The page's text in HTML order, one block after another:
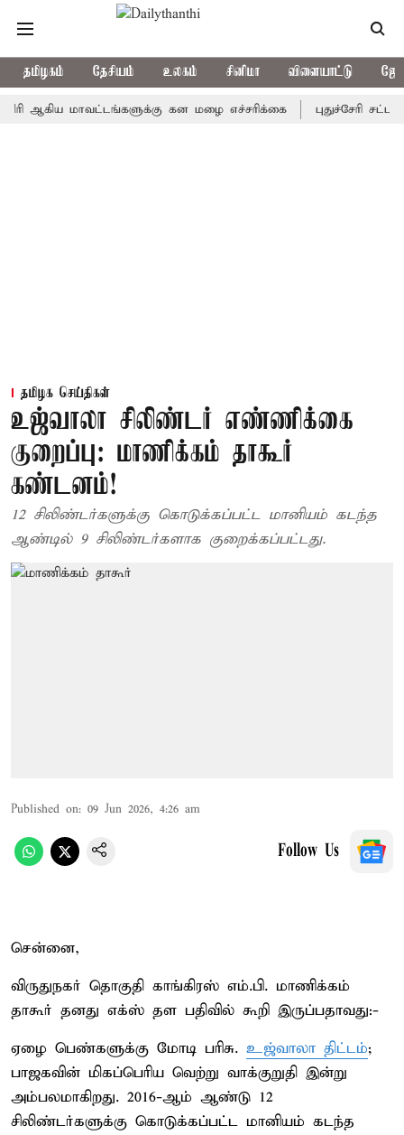
தமிழகம் தேசியம் உலகம் சினிமா விளையாட்டு
மாவட்டங்களுக்கு கன மழை எச்சரிக்கை புதுச்சேரி
தமிழக செய்திகள்
உஜ்வாலா சிலிண்டர் எண்ணிக்கை
குறைப்பு: மாணிக்கம் தாகூர்
கண்டனம்!
12 சிலிண்டர்களுக்கு கொடுக்கப்பட்ட மானியம் கடந்த
ஆண்டில் 9 சிலிண்டர்களாக குறைக்கப்பட்டது.
Published on: 09 Jun 2026, 4:26 am
Follow Us
சென்னை,
விருதுநகர் தொகுதி காங்கிரஸ் எம்.பி. மாணிக்கம்
தாகூர் தனது எக்ஸ் தள பதிவில் கூறி இருப்பதாவது:-
ஏழை பெண்களுக்கு மோடி பரிசு. உஜ்வாலா திட்டம்;
பாஜகவின் மிகப்பெரிய வெற்று வாக்குறுதி இன்று
அம்பலமாகிறது. 2016-ஆம் ஆண்டு 12
சிலிண்டர்களுக்கு கொடுக்கப்பட்ட மானியம் கடந்த